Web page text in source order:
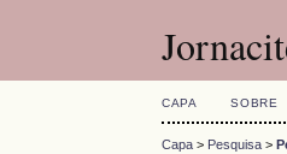
CAPA SOBRE
Capa > Pesquisa >